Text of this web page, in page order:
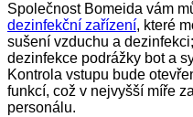
Společnost Bomeida vám
dezinfekční zařízení, které
sušení vzduchu a
dezinfekce podrážky bot a
Kontrola vstupu bude
funkcí, což v nejvyšší míře
personálu.